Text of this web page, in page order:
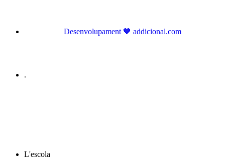
Desenvolupament 💙 addicional.com
.
L'escola